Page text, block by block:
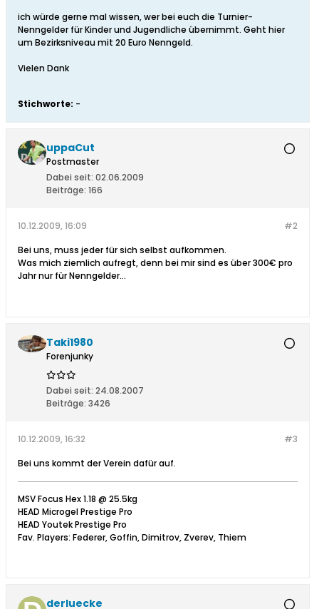
ich würde gerne mal wissen, wer bei euch die Turnier-
Nenngelder für Kinder und Jugendliche übernimmt. Geht hier
um Bezirksniveau mit 20 Euro Nenngeld.
Vielen Dank
Stichworte: -
uppaCut
Postmaster
Dabei seit: 02.06.2009
Beiträge: 166
#2
10.12.2009, 16:09
Bei uns, muss jeder für sich selbst aufkommen.
Was mich ziemlich aufregt, denn bei mir sind es über 300€ pro
Jahr nur für Nenngelder...
Taki1980
Forenjunky
Dabei seit: 24.08.2007
Beiträge: 3426
#3
10.12.2009, 16:32
Bei uns kommt der Verein dafür auf.
MSV Focus Hex 1.18 @ 25.5kg
HEAD Microgel Prestige Pro
HEAD Youtek Prestige Pro
Fav. Players: Federer, Goffin, Dimitrov, Zverev, Thiem
derluecke